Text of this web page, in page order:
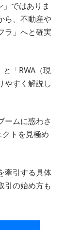
ではありま
ら、不動産や
ラ」へと確実
「RWA（現
やすく解説し
ームに惑わさ
トを見極め
牽引する具体
引の始め方も